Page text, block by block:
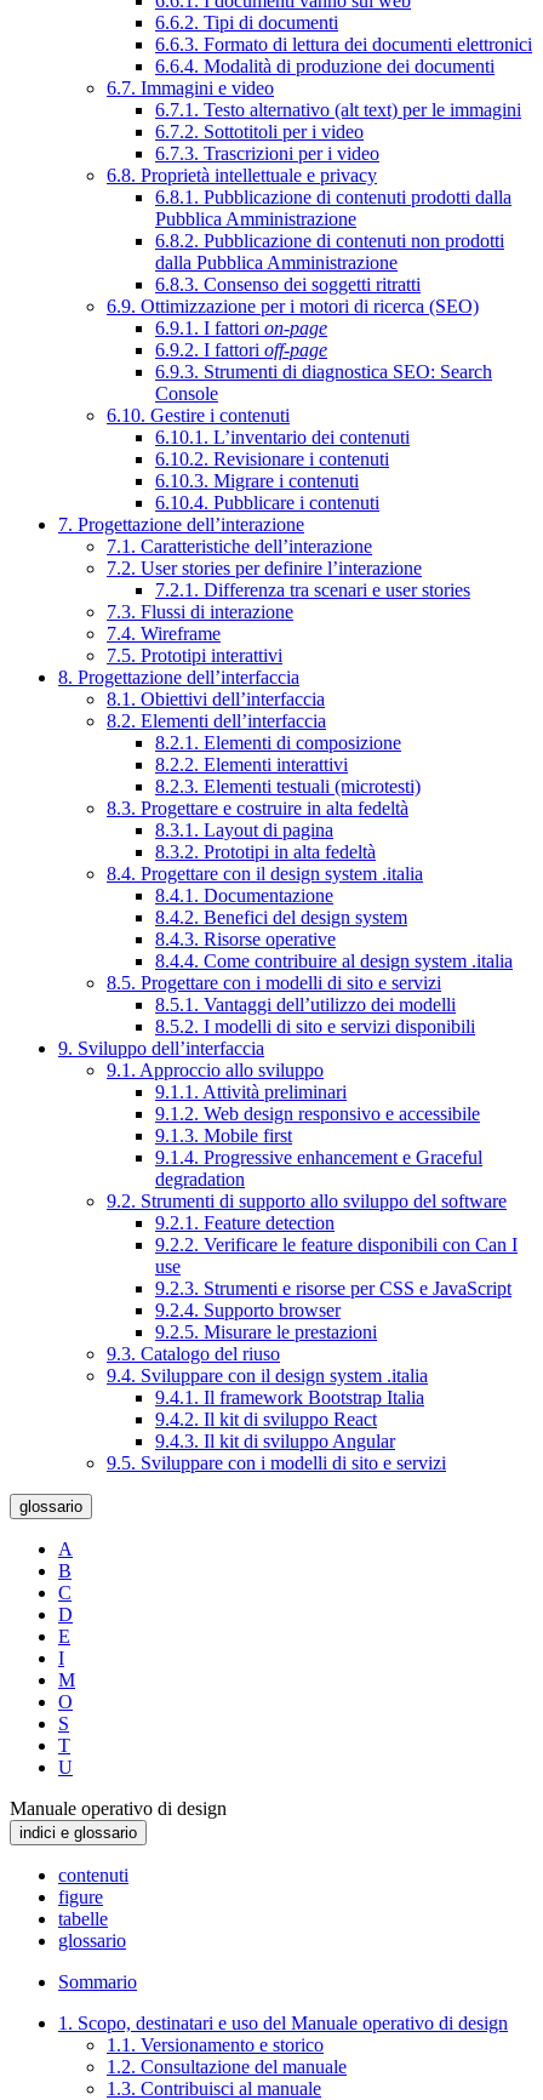
6.6.2. Tipi di documenti
6.6.3. Formato di lettura dei documenti elettronici
6.6.4. Modalità di produzione dei documenti
6.7. Immagini e video
6.7.1. Testo alternativo (alt text) per le immagini
6.7.2. Sottotitoli per i video
6.7.3. Trascrizioni per i video
6.8. Proprietà intellettuale e privacy
6.8.1. Pubblicazione di contenuti prodotti dalla
Pubblica Amministrazione
6.8.2. Pubblicazione di contenuti non prodotti
dalla Pubblica Amministrazione
6.8.3. Consenso dei soggetti ritratti
6.9. Ottimizzazione per i motori di ricerca (SEO)
6.9.1. I fattori on-page
6.9.2. I fattori off-page
6.9.3. Strumenti di diagnostica SEO: Search
Console
6.10. Gestire i contenuti
6.10.1. L’inventario dei contenuti
6.10.2. Revisionare i contenuti
6.10.3. Migrare i contenuti
6.10.4. Pubblicare i contenuti
7. Progettazione dell’interazione
7.1. Caratteristiche dell’interazione
7.2. User stories per definire l’interazione
7.2.1. Differenza tra scenari e user stories
7.3. Flussi di interazione
7.4. Wireframe
7.5. Prototipi interattivi
8. Progettazione dell’interfaccia
8.1. Obiettivi dell’interfaccia
8.2. Elementi dell’interfaccia
8.2.1. Elementi di composizione
8.2.2. Elementi interattivi
8.2.3. Elementi testuali (microtesti)
8.3. Progettare e costruire in alta fedeltà
8.3.1. Layout di pagina
8.3.2. Prototipi in alta fedeltà
8.4. Progettare con il design system .italia
8.4.1. Documentazione
8.4.2. Benefici del design system
8.4.3. Risorse operative
8.4.4. Come contribuire al design system .italia
8.5. Progettare con i modelli di sito e servizi
8.5.1. Vantaggi dell’utilizzo dei modelli
8.5.2. I modelli di sito e servizi disponibili
9. Sviluppo dell’interfaccia
9.1. Approccio allo sviluppo
9.1.1. Attività preliminari
9.1.2. Web design responsivo e accessibile
9.1.3. Mobile first
9.1.4. Progressive enhancement e Graceful
degradation
9.2. Strumenti di supporto allo sviluppo del software
9.2.1. Feature detection
9.2.2. Verificare le feature disponibili con Can I
use
9.2.3. Strumenti e risorse per CSS e JavaScript
9.2.4. Supporto browser
9.2.5. Misurare le prestazioni
9.3. Catalogo del riuso
9.4. Sviluppare con il design system .italia
9.4.1. Il framework Bootstrap Italia
9.4.2. Il kit di sviluppo React
9.4.3. Il kit di sviluppo Angular
9.5. Sviluppare con i modelli di sito e servizi
glossario
A
B
C
D
E
I
M
O
S
T
U
Manuale operativo di design
indici e glossario
contenuti
figure
tabelle
glossario
Sommario
1. Scopo, destinatari e uso del Manuale operativo di design
1.1. Versionamento e storico
1.2. Consultazione del manuale
1.3. Contribuisci al manuale